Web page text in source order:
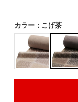
カラー：こげ茶